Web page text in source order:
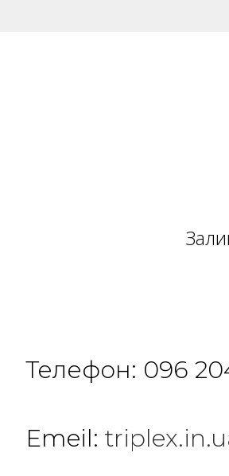
Телефон: 096
Emeil: